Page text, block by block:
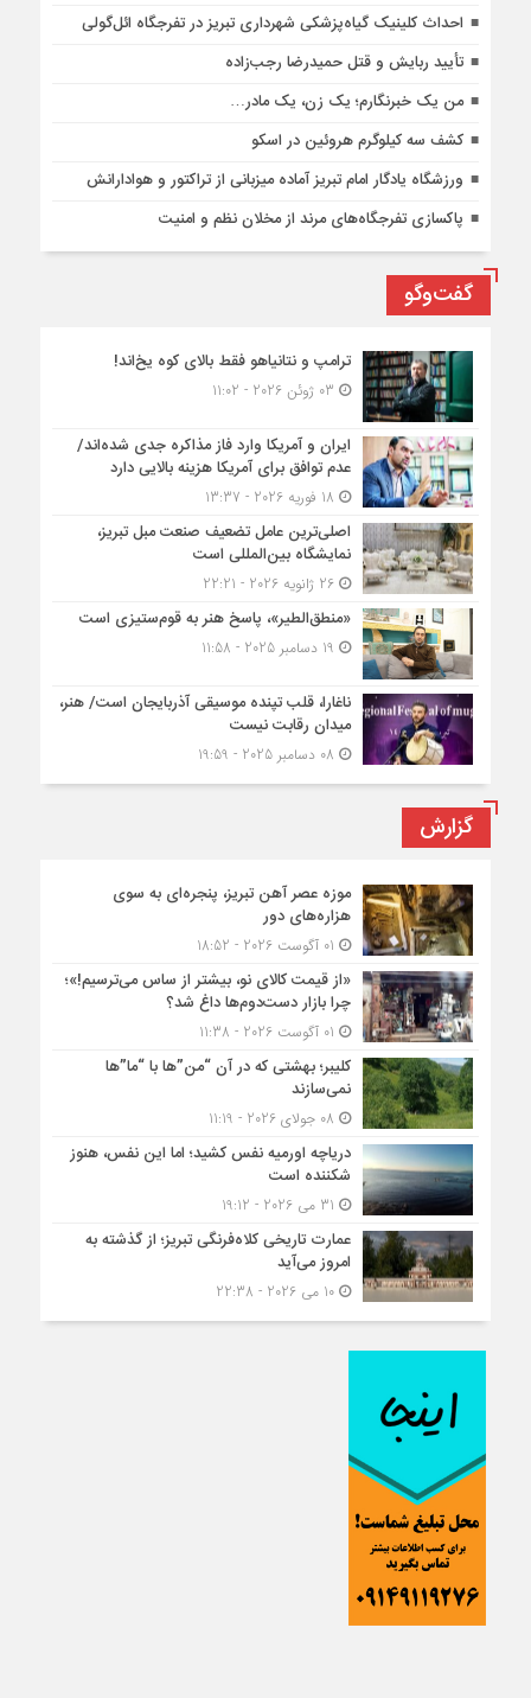
احداث کلینیک گیاه‌پزشکی شهرداری تبریز در تفرجگاه ائل‌گولی
تأیید ربایش و قتل حمیدرضا رجب‌زاده
من یک خبرنگارم؛ یک زن، یک مادر…
کشف سه کیلوگرم هروئین در اسکو
ورزشگاه یادگار امام تبریز آماده میزبانی از تراکتور و هوادارانش
پاکسازی تفرجگاه‌های مرند از مخلان نظم و امنیت
گفت‌وگو
ترامپ و نتانیاهو فقط بالای کوه یخ‌اند!
ایران و آمریکا وارد فاز مذاکره جدی شده‌اند/
عدم توافق برای آمریکا هزینه بالایی دارد
اصلی‌ترین عامل تضعیف صنعت مبل تبریز،
نمایشگاه بین‌المللی است
26 ژانویه 2026 - 22:21
«منطق‌الطیر»، پاسخ هنر به قوم‌ستیزی است
ناغارا، قلب تپنده موسیقی آذربایجان است/ هنر،
میدان رقابت نیست
گزارش
موزه عصر آهن تبریز، پنجره‌ای به سوی
هزاره‌های دور
«از قیمت کالای نو، بیشتر از ساس می‌ترسیم!»؛
چرا بازار دست‌دوم‌ها داغ شد؟
کلیبر؛ بهشتی که در آن “من”ها با “ما”ها
نمی‌سازند
دریاچه اورمیه نفس کشید؛ اما این نفس، هنوز
شکننده است
عمارت تاریخی کلاه‌فرنگی تبریز؛ از گذشته به
امروز می‌آید
10 می 2026 - 22:38